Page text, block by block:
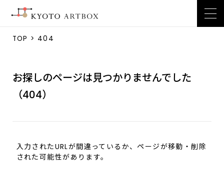
TOP > 404
お探しのページは見つかりませんでした
（404）
入力されたURLが間違っているか、ページが移動・削除
された可能性があります。